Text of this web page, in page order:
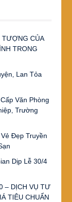
TƯỢNG CỦA
TRONG
Lan Tỏa
Văn Phòng
Trường
Đẹp Truyền
Dịp Lễ 30/4
– DỊCH VỤ TƯ
TIÊU CHUẨN